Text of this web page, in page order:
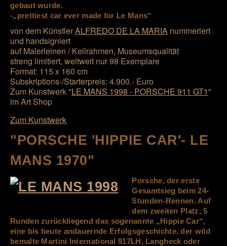
gebaut wurde.
-„prettiest car ever made for Le Mans“
von dem KünstlerALFREDO DE LA MARIA nummeriert
und handsigniert
auf Malerleinen / Keilrahmen, Museumsqualität
streng limitiert, weltweit nur 98 Exemplare
Format: 115 x 160 cm
Subskriptions-/Starterpreis: 4.900.- Euro
Zum Kunstwerk "LE MANS 1998 - PORSCHE 911 GT1"
im Art Shop
Zum Kunstwerk
"PORSCHE 'HIPPIE CAR'- LE
MANS 1970"
Porsche, der erste
Gesamtsieg beim 24-
Stunden-Rennen. Auf
dem zweiten Platz, 5
Runden zurückliegend das sogenannte „Hippie Car“,
eine bis heute andauernde Erfolgsgeschichte, der wild
bemalte Martini International 917LH, Langheck oder